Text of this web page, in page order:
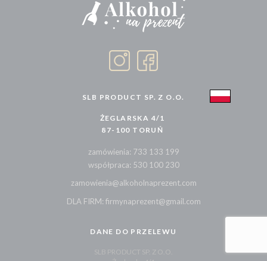
SLB PRODUCT SP. Z O.O.
ŻEGLARSKA 4/1
87-100 TORUŃ
zamówienia: 733 133 199
współpraca: 530 100 230
zamowienia@alkoholnaprezent.com
DLA FIRM: firmynaprezent@gmail.com
DANE DO PRZELEWU
SLB PRODUCT SP. Z O.O.